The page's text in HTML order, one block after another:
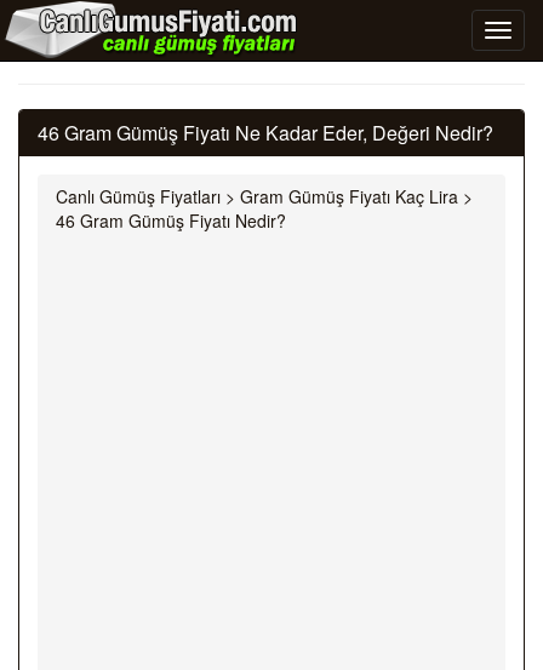
46 Gram Gümüş Fiyatı Ne Kadar Eder, Değeri Nedir?
Canlı Gümüş Fiyatları > Gram Gümüş Fiyatı Kaç Lira >
46 Gram Gümüş Fiyatı Nedir?